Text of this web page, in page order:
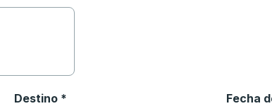
Destino *
Fecha